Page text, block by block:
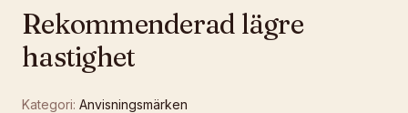
Rekommenderad lägre
hastighet
Kategori: Anvisningsmärken